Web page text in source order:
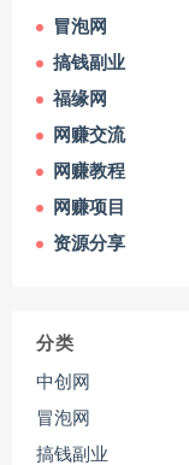
冒泡网
搞钱副业
福缘网
网赚交流
网赚教程
网赚项目
资源分享
分类
中创网
冒泡网
搞钱副业